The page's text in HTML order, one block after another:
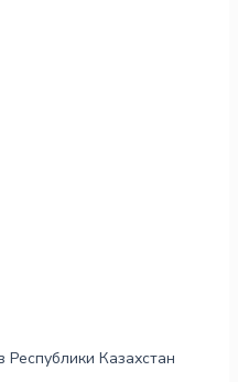
Казахстан